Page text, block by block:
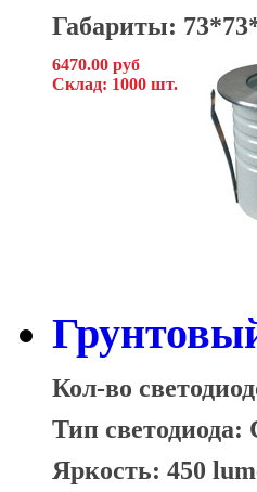
Габариты:
6470.00 руб
Склад: 1000 шт.
Кол-во
Тип светодиода:
Яркость: 450